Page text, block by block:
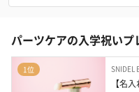
パーツケアの入学祝い
1位 SNIDEL
【名